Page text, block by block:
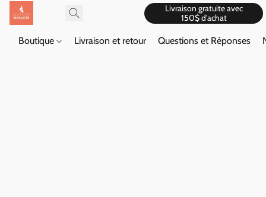
Livraison gratuite avec
150$ d'achat
Boutique Livraison et retour Questions et Réponses